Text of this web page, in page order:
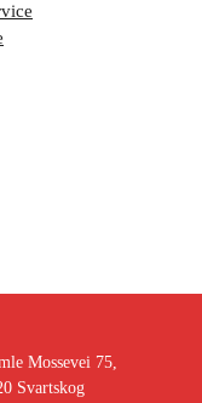
Mossevei 75,
Svartskog